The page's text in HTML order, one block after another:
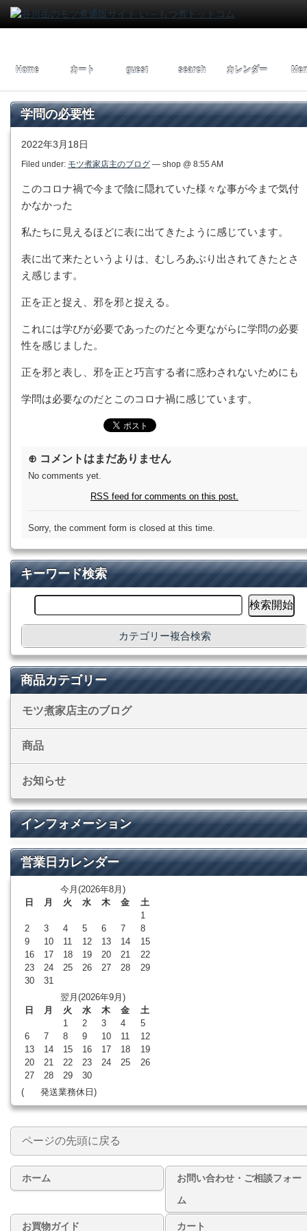
Home カート guest search カレンダー
学問の必要性
2022年3月18日
Filed under: モツ煮家店主のブログ — shop @ 8:55 AM
このコロナ禍で今まで陰に隠れていた様々な事が今まで気付
かなかった
私たちに見えるほどに表に出てきたように感じています。
表に出て来たというよりは、むしろあぶり出されてきたとさ
え感じます。
正を正と捉え、邪を邪と捉える。
これには学びが必要であったのだと今更ながらに学問の必要
性を感じました。
正を邪と表し、邪を正と巧言する者に惑わされないためにも
学問は必要なのだとこのコロナ禍に感じています。
⊕ コメントはまだありません
No comments yet.
RSS feed for comments on this post.
Sorry, the comment form is closed at this time.
キーワード検索
カテゴリー複合検索
商品カテゴリー
モツ煮家店主のブログ
商品
お知らせ
インフォメーション
営業日カレンダー
今月(2026年8月)
日
月 火 水 木 金
土
1
2
3 4 5 6 7
8
9
10 11 12 13 14
15
16
17 18 19 20 21
22
23
24 25 26 27 28
29
30
31
翌月(2026年9月)
日
月 火 水 木 金
土
1
2 3 4
5
6
7 8 9 10 11
12
13
14 15 16 17 18
19
20
21 22 23 24 25
26
27
28 29
30
(
発送業務休日)
ページの先頭に戻る
ホーム
お問い合わせ・ご相談フォー
ム
お買物ガイド カート